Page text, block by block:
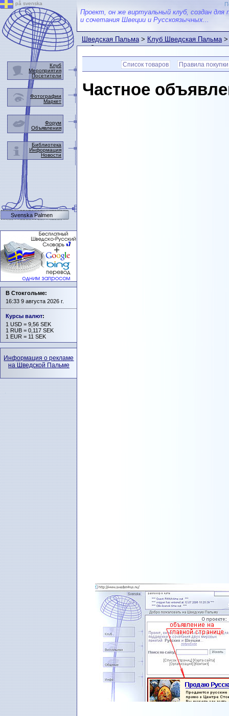
Проект, он же виртуальный клуб, создан для
и сочетания Швеции и Русскоязычных...
Шведская Пальма>Клуб Шведская Пальма
выбранном товаре.
Список товаров Правила покупки
Частное
på svenska
Клуб
Мероприятия
Посетители
Фотографии
Маркет
Форум
Объявления
Библиотека
Информация
Новости
Svenska Palmen
В Стокгольме:
16:33 9 августа 2026 г.
Курсы валют:
1 USD = 9,56 SEK
1 RUB = 0,117 SEK
1 EUR = 11 SEK
Информация о рекламе
на Шведской Пальме